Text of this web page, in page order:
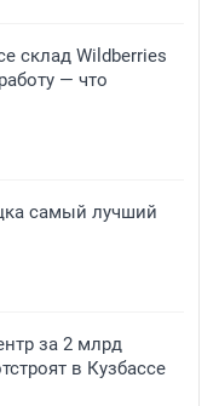
склад Wildberries
— что
самый лучший
за 2 млрд
в Кузбассе